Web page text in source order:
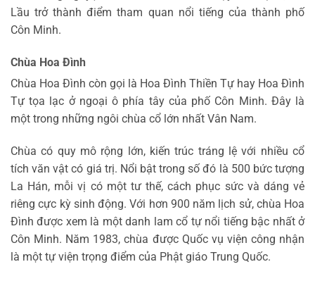
Lầu trở thành điểm tham quan nổi tiếng của thành phố
Côn Minh.
Chùa Hoa Đình
Chùa Hoa Đình còn gọi là Hoa Đình Thiền Tự hay Hoa Đình
Tự tọa lạc ở ngoại ô phía tây của phố Côn Minh. Đây là
một trong những ngôi chùa cổ lớn nhất Vân Nam.
Chùa có quy mô rộng lớn, kiến trúc tráng lệ với nhiều cổ
tích văn vật có giá trị. Nổi bật trong số đó là 500 bức tượng
La Hán, mỗi vị có một tư thế, cách phục sức và dáng vẻ
riêng cực kỳ sinh động. Với hơn 900 năm lịch sử, chùa Hoa
Đình được xem là một danh lam cổ tự nổi tiếng bậc nhất ở
Côn Minh. Năm 1983, chùa được Quốc vụ viện công nhận
là một tự viện trọng điểm của Phật giáo Trung Quốc.